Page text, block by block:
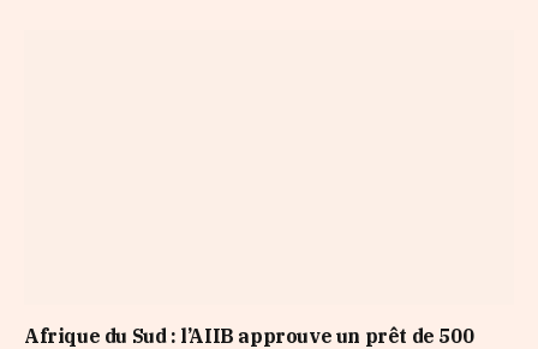
Afrique du Sud : l’AIIB approuve un prêt de 500